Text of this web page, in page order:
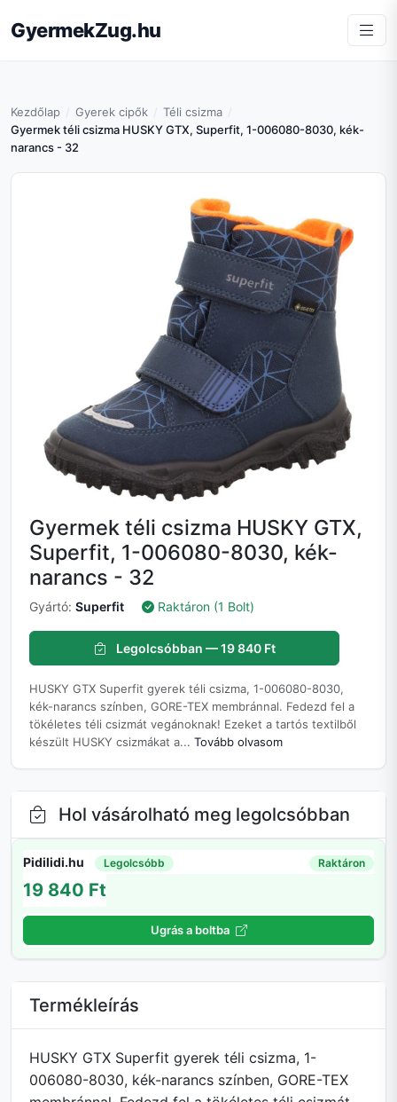
GyermekZug.hu
Kezdőlap Gyerek cipők
Téli csizma
Gyermek téli csizma HUSKY GTX, Superfit, 1-006080-8030, kék-
narancs - 32
Gyermek téli csizma HUSKY GTX,
Superfit, 1-006080-8030, kék-
narancs - 32
Gyártó: Superfit Raktáron (1 Bolt)
Legolcsóbban — 19 840 Ft
HUSKY GTX Superfit gyerek téli csizma, 1-006080-8030,
kék-narancs színben, GORE-TEX membránnal. Fedezd fel a
tökéletes téli csizmát vegánoknak! Ezeket a tartós textilből
készült HUSKY csizmákat a... Tovább olvasom
Hol vásárolható meg legolcsóbban
Pidilidi.hu Legolcsóbb Raktáron
19 840 Ft
Ugrás a boltba
Termékleírás
HUSKY GTX Superfit gyerek téli csizma, 1-
006080-8030, kék-narancs színben, GORE-TEX